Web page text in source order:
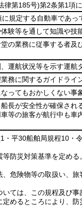
律第185号)第2条第1項
規定する自動車であっ
験等を通して知識や技
の業務に従事する者
運航状況等を示す運航
務に関するガイドライ
ってもおかしくない事
長が安全性が確保さ
等の旅客が航行中も
平30船舶局規程10・
防災対策基準を定める。
危険物等の取扱い、
ては、この規程及び事
めるところにより、防